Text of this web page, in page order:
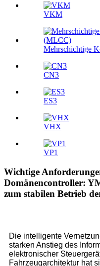
VKM
Mehrschichtige
CN3
ES3
VHX
VP1
Wichtige
Domänencontroller:
zum stabilen Betrieb
Die intelligente
starken Anstieg des
elektronischer
Fahrzeugarchitektur hat